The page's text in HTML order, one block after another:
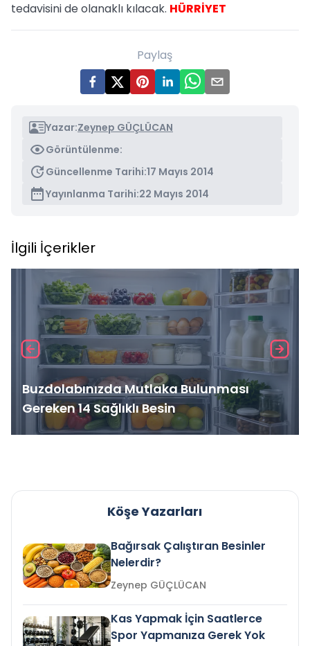
tedavisini de olanaklı kılacak. HÜRRİYET
Paylaş
Yazar:Zeynep GÜÇLÜCAN
Görüntülenme:
Güncellenme Tarihi:17 Mayıs 2014
Yayınlanma Tarihi:22 Mayıs 2014
İlgili İçerikler
Buzdolabınızda Mutlaka Bulunması
Gereken 14 Sağlıklı Besin
Köşe Yazarları
Bağırsak Çalıştıran Besinler
Nelerdir?
Zeynep GÜÇLÜCAN
Kas Yapmak İçin Saatlerce
Spor Yapmanıza Gerek Yok